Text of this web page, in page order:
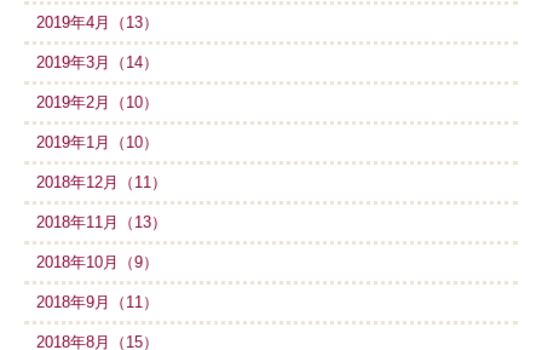
2019年4月（13）
2019年3月（14）
2019年2月（10）
2019年1月（10）
2018年12月（11）
2018年11月（13）
2018年10月（9）
2018年9月（11）
2018年8月（15）